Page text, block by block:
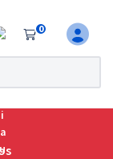
0